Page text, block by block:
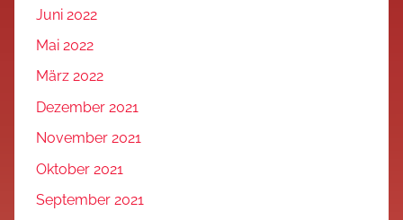
Juni 2022
Mai 2022
März 2022
Dezember 2021
November 2021
Oktober 2021
September 2021